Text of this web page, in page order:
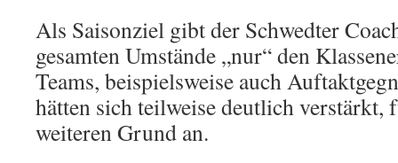
Als Saisonziel gibt der Schwedter
gesamten Umstände „nur“ den
Teams, beispielsweise auch
hätten sich teilweise deutlich verstärkt,
weiteren Grund an.